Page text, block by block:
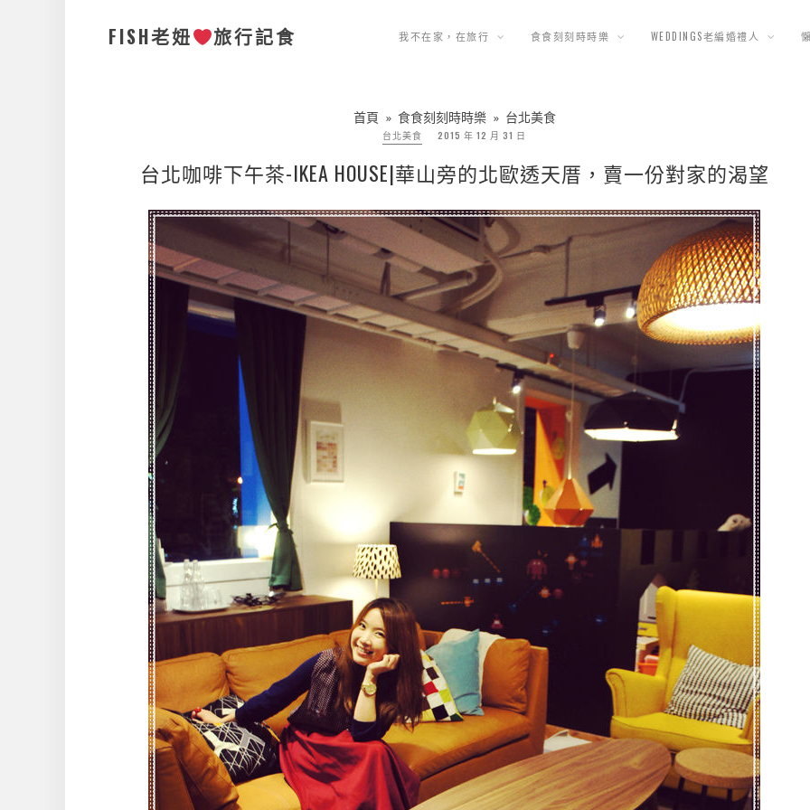
FISH老妞 旅行記食 我不在家，在旅行 食食刻刻時時樂 WEDDINGS老編婚禮人
首頁 » 食食刻刻時時樂» 台北美食
台北美食
2015 年 12 月 31 日
台北咖啡下午茶-IKEA HOUSE|華山旁的北歐透天厝，賣一份對家的渴望